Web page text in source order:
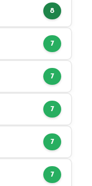
8
7
7
7
7
7